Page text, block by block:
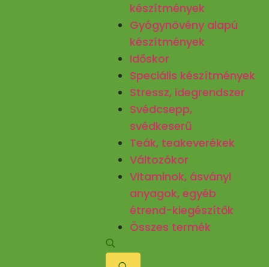
készítmények
Gyógynövény alapú
készítmények
Időskor
Speciális készítmények
Stressz, idegrendszer
Svédcsepp,
svédkeserű
Teák, teakeverékek
Változókor
Vitaminok, ásványi
anyagok, egyéb
étrend-kiegészítők
Összes termék